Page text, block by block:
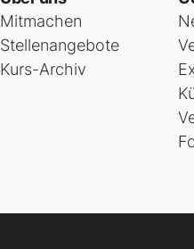
Mitmachen
Stellenangebote
Kurs-Archiv